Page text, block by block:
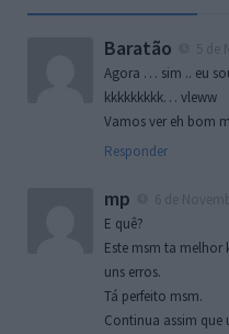
Baratão
Agora … sim .. eu
kkkkkkkkk… vleww
Vamos ver eh bom
Responder
mp
E quê?
Este msm ta
uns erros.
Tá perfeito msm.
Continua assim que